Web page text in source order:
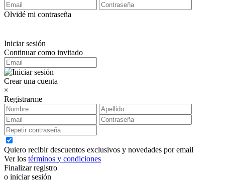
Olvidé mi contraseña
Iniciar sesión
Continuar como invitado
Crear una cuenta
×
Registrarme
Quiero recibir descuentos exclusivos y novedades por email
Ver los términos y condiciones
Finalizar registro
o iniciar sesión